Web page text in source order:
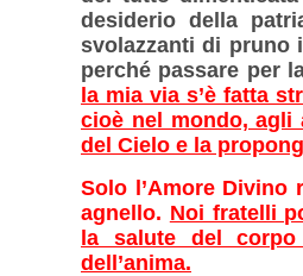
desiderio della
svolazzanti di pruno
perché passare per
la mia via s’è fatta
cioè nel mondo,
del Cielo e la
Solo l’Amore Divino
agnello. Noi fratelli
la salute del
dell’anima.